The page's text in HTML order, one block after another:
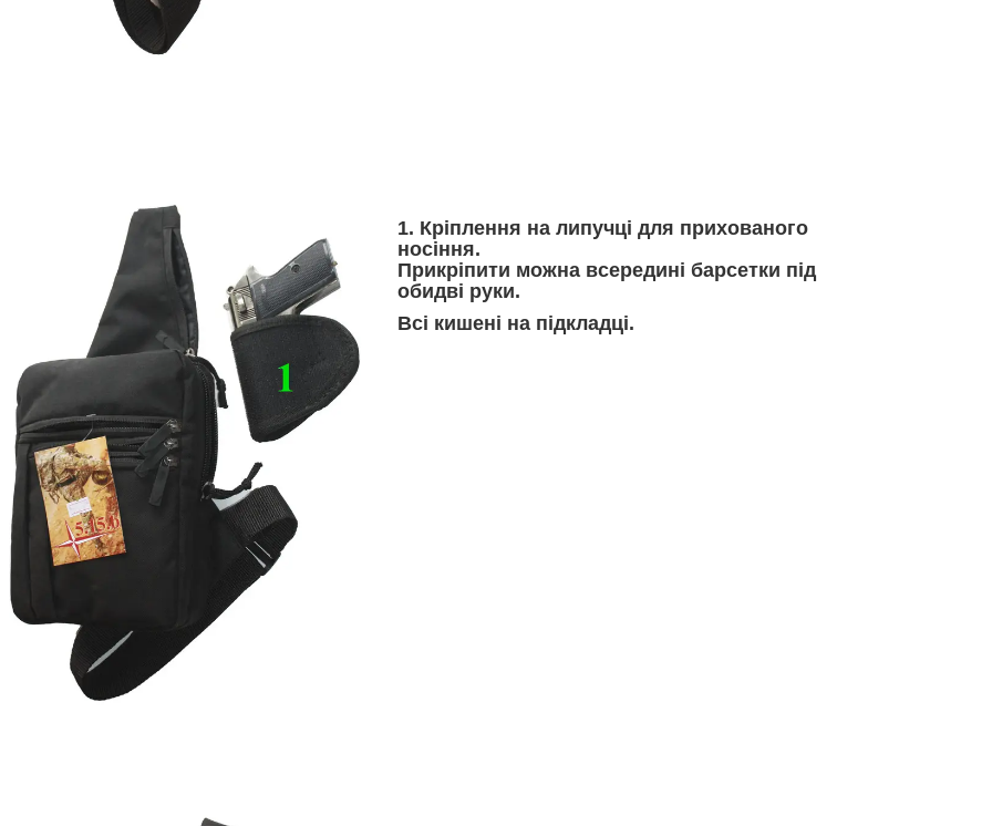
1. Кріплення на липучці для прихованого
носіння.
Прикріпити можна всередині барсетки під
обидві руки.
Всі кишені на підкладці.